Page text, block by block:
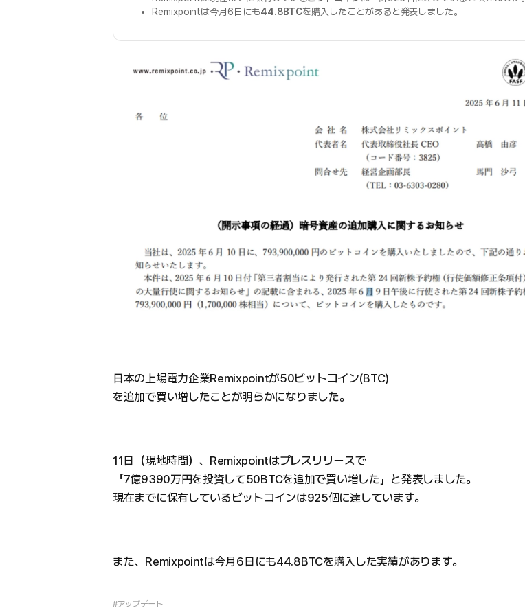
Remixpointは今月6日にも44.8BTCを購入したことがあると発表しました。
日本の上場電力企業Remixpointが50ビットコイン(BTC)
を追加で買い増したことが明らかになりました。
11日（現地時間）、Remixpointはプレスリリースで
「7億9390万円を投資して50BTCを追加で買い増した」と発表しました。
現在までに保有しているビットコインは925個に達しています。
また、Remixpointは今月6日にも44.8BTCを購入した実績があります。
#アップデート